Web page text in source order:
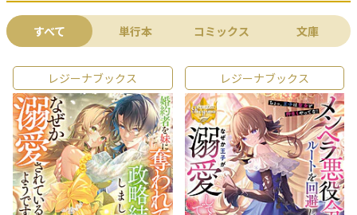
すべて 単行本 コミックス 文庫
レジーナブックス レジーナブックス